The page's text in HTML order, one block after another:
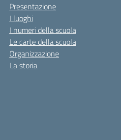
Presentazione
I luoghi
I numeri della scuola
Le carte della scuola
Organizzazione
La storia